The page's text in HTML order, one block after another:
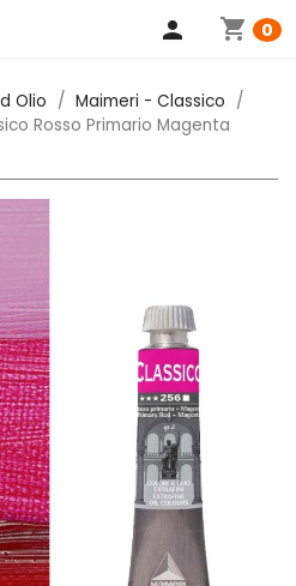
shopping_cart 0
person
Olio
Maimeri - Classico
Rosso Primario Magenta